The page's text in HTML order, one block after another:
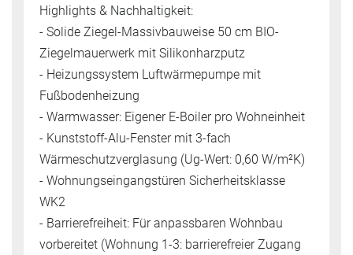
Highlights & Nachhaltigkeit:
- Solide Ziegel-Massivbauweise 50 cm BIO-
Ziegelmauerwerk mit Silikonharzputz
- Heizungssystem Luftwärmepumpe mit
Fußbodenheizung
- Warmwasser: Eigener E-Boiler pro Wohneinheit
- Kunststoff-Alu-Fenster mit 3-fach
Wärmeschutzverglasung (Ug-Wert: 0,60 W/m²K)
- Wohnungseingangstüren Sicherheitsklasse
WK2
- Barrierefreiheit: Für anpassbaren Wohnbau
vorbereitet (Wohnung 1-3: barrierefreier Zugang